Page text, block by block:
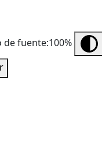
de fuente:100%